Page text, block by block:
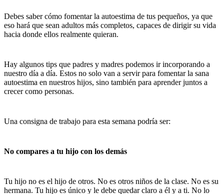
Debes saber cómo fomentar la autoestima de tus pequeños, ya que
eso hará que sean adultos más completos, capaces de dirigir su vida
hacia donde ellos realmente quieran.
Hay algunos tips que padres y madres podemos ir incorporando a
nuestro día a día. Estos no solo van a servir para fomentar la sana
autoestima en nuestros hijos, sino también para aprender juntos a
crecer como personas.
Una consigna de trabajo para esta semana podría ser:
No compares a tu hijo con los demás
Tu hijo no es el hijo de otros. No es otros niños de la clase. No es su
hermana. Tu hijo es único y le debe quedar claro a él y a ti. No lo